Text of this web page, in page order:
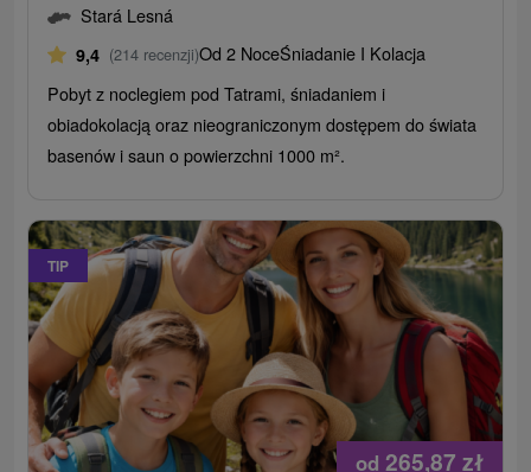
Stará Lesná
9,4 (214 recenzji)Od 2 NoceŚniadanie I Kolacja
Pobyt z noclegiem pod Tatrami, śniadaniem i
obiadokolacją oraz nieograniczonym dostępem do świata
basenów i saun o powierzchni 1000 m².
TIP
od 265,87 zł